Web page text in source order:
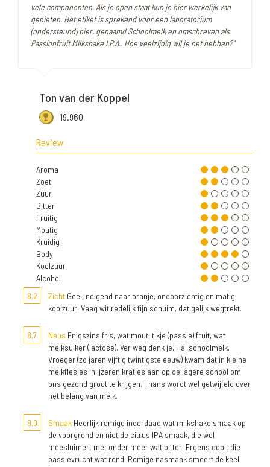
vele componenten. Als je open staat kun je hier werkelijk van
genieten. Het etiket is sprekend voor een laboratorium
(ondersteund) bier, genaamd Schoolmelk en omschreven als
Passionfruit Milkshake I.P.A.. Hoe veelzijdig wil je het hebben?"
Ton van der Koppel
19.960
Review
Aroma
Zoet
Zuur
Bitter
Fruitig
Moutig
Kruidig
Body
Koolzuur
Alcohol
8,2
Zicht Geel, neigend naar oranje, ondoorzichtig en matig
koolzuur. Vaag wit redelijk fijn schuim, dat gelijk wegtrekt.
8,7 Neus Enigszins fris, wat mout, tikje (passie) fruit, wat
melksuiker (lactose). Ver weg denk je, Ha, schoolmelk.
Vroeger (zo jaren vijftig twintigste eeuw) kwam dat in kleine
melkflesjes in ijzeren kratjes aan op de lagere school om
ons gezond groot te krijgen. Thans wordt wel getwijfeld over
het belang van melk.
9,0 Smaak Heerlijk romige inderdaad wat milkshake smaak op
de voorgrond en niet de citrus IPA smaak, die wel
meesluimert met onder meer wat bitter. Ergens doolt die
passievrucht wat rond. Romige nasmaak smeert de keel.